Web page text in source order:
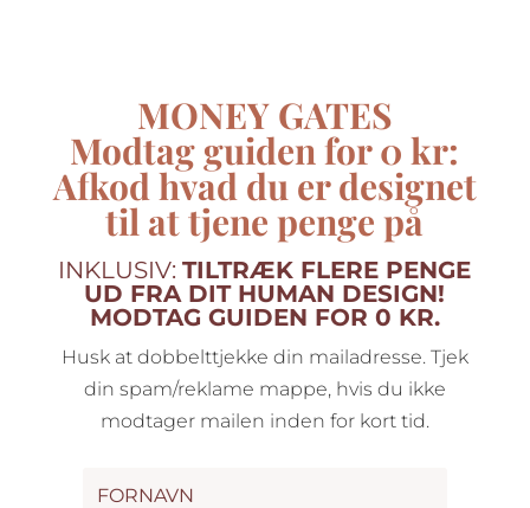
MONEY GATES
Modtag guidenfor 0 kr:
Afkod hvad du er designet
til at tjene penge på
INKLUSIV:TILTRÆK FLERE PENGE
UD FRA DIT HUMAN DESIGN!
MODTAG GUIDEN FOR 0 KR.
Husk at dobbelttjekke din mailadresse. Tjek
din spam/reklame mappe, hvis du ikke
modtager mailen inden for kort tid.